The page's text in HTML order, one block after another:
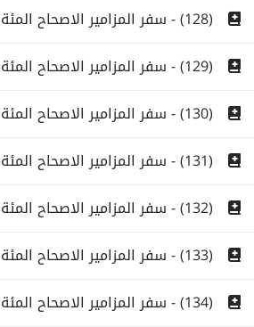
(128) - سفر المزامير الاصحاح المئة والثامن والعشرون
(129) - سفر المزامير الاصحاح المئة والتاسع والعشرون
(130) - سفر المزامير الاصحاح المئة والثلاثون
(131) - سفر المزامير الاصحاح المئة والحادى والثلاثون
(132) - سفر المزامير الاصحاح المئة والثانى والثلاثون
(133) - سفر المزامير الاصحاح المئة والثالث والثلاثون
(134) - سفر المزامير الاصحاح المئة والرابع والثلاثون